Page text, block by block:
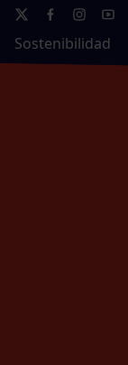
Sostenibilidad